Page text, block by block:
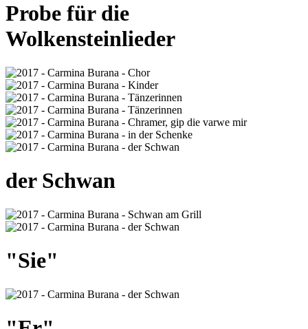
Probe für die
Wolkensteinlieder
der Schwan
"Sie"